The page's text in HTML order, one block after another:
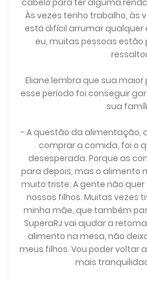
Às vezes tenho trabalho, às
está difícil arrumar qualquer
eu, muitas pessoas estão
Eliane lembra que sua
esse período foi conseguir
sua
- A questão da alimentação,
comprar a comida, foi o
desesperada. Porque as
para depois, mas o alimento
muito triste. A gente não
nossos filhos. Muitas vezes
minha mãe, que também
SuperaRJ vai ajudar a
alimento na mesa, não
meus filhos. Vou poder voltar
mais